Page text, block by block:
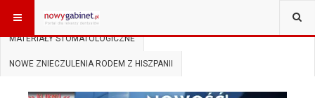
JESTEŚ TUTAJ: START
MATERIAŁY STOMATOLOGICZNE
NOWE ZNIECZULENIA RODEM Z HISZPANII